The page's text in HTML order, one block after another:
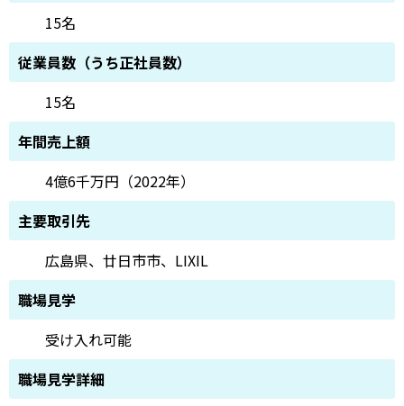
15名
従業員数（うち正社員数）
15名
年間売上額
4億6千万円（2022年）
主要取引先
広島県、廿日市市、LIXIL
職場見学
受け入れ可能
職場見学詳細